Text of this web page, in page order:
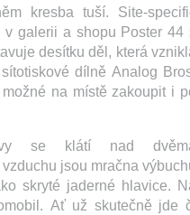
kresba tuší. Site-
v galerii a shopu Poster 44
desítku děl, která
dílně Analog
na místě zakoupit i
se klátí nad
jsou mračna
skryté jaderné hlavice.
Ať už skutečně jde